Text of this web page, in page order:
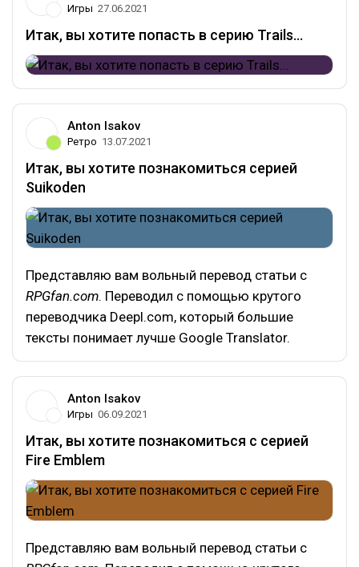
Игры 27.06.2021
Итак, вы хотите попасть в серию Trails…
Anton Isakov
Ретро 13.07.2021
Итак, вы хотите познакомиться серией
Suikoden
Представляю вам вольный перевод статьи с
RPGfan.com. Переводил с помощью крутого
переводчика Deepl.com, который большие
тексты понимает лучше Google Translator.
Anton Isakov
Игры 06.09.2021
Итак, вы хотите познакомиться c серией
Fire Emblem
Представляю вам вольный перевод статьи с